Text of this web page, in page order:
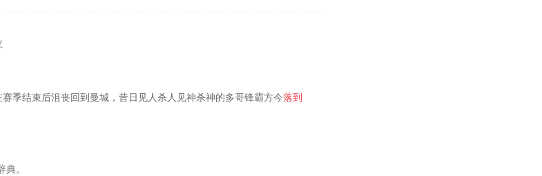
季结束后沮丧回到曼城，昔日见人杀人见神杀神的多哥锋霸方今落到
典。